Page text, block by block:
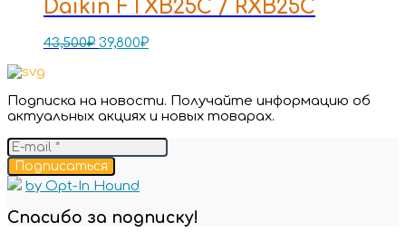
Daikin FTXB25C / RXB25C
43,500₽ 39,800₽
Подписка на новости. Получайте информацию об
актуальных акциях и новых товарах.
Подписаться
by Opt-In Hound
Спасибо за подписку!